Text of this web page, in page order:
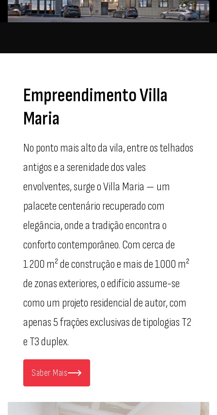
Empreendimento Villa
Maria
No ponto mais alto da vila, entre os telhados
antigos e a serenidade dos vales
envolventes, surge o Villa Maria — um
palacete centenário recuperado com
elegância, onde a tradição encontra o
conforto contemporâneo. Com cerca de
1.200 m² de construção e mais de 1.000 m²
de zonas exteriores, o edifício assume-se
como um projeto residencial de autor, com
apenas 5 frações exclusivas de tipologias T2
e T3 duplex.
Saber Mais